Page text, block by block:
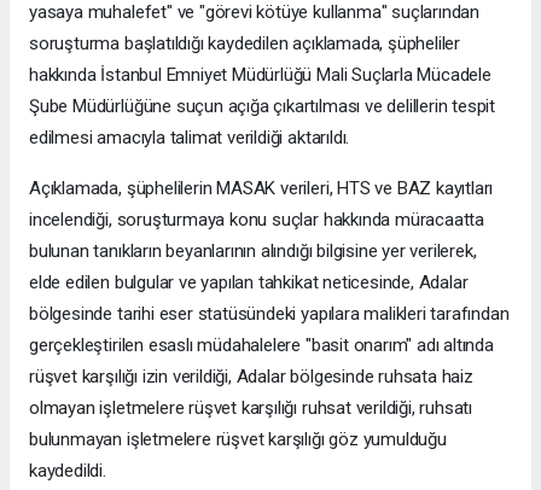
yasaya muhalefet" ve "görevi kötüye kullanma" suçlarından
soruşturma başlatıldığı kaydedilen açıklamada, şüpheliler
hakkında İstanbul Emniyet Müdürlüğü Mali Suçlarla Mücadele
Şube Müdürlüğüne suçun açığa çıkartılması ve delillerin tespit
edilmesi amacıyla talimat verildiği aktarıldı.
Açıklamada, şüphelilerin MASAK verileri, HTS ve BAZ kayıtları
incelendiği, soruşturmaya konu suçlar hakkında müracaatta
bulunan tanıkların beyanlarının alındığı bilgisine yer verilerek,
elde edilen bulgular ve yapılan tahkikat neticesinde, Adalar
bölgesinde tarihi eser statüsündeki yapılara malikleri tarafından
gerçekleştirilen esaslı müdahalelere "basit onarım" adı altında
rüşvet karşılığı izin verildiği, Adalar bölgesinde ruhsata haiz
olmayan işletmelere rüşvet karşılığı ruhsat verildiği, ruhsatı
bulunmayan işletmelere rüşvet karşılığı göz yumulduğu
kaydedildi.